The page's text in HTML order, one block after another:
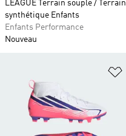
LEAGUE Terrain souple / Terrain
synthétique Enfants
Enfants Performance
Nouveau